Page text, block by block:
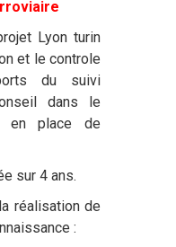
Lyon turin
et le controle
du suivi
dans le
en place de
sur 4 ans.
réalisation de
: